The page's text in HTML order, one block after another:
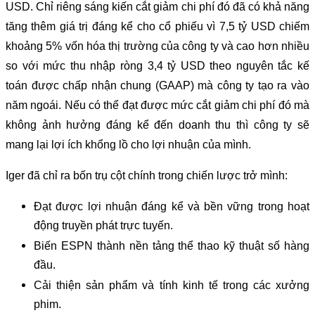
USD. Chỉ riêng sáng kiến cắt giảm chi phí đó đã có khả năng
tăng thêm giá trị đáng kể cho cổ phiếu vì 7,5 tỷ USD chiếm
khoảng 5% vốn hóa thị trường của công ty và cao hơn nhiều
so với mức thu nhập ròng 3,4 tỷ USD theo nguyên tắc kế
toán được chấp nhận chung (GAAP) mà công ty tạo ra vào
năm ngoái. Nếu có thể đạt được mức cắt giảm chi phí đó mà
không ảnh hưởng đáng kể đến doanh thu thì công ty sẽ
mang lại lợi ích khổng lồ cho lợi nhuận của mình.
Iger đã chỉ ra bốn trụ cột chính trong chiến lược trở mình:
Đạt được lợi nhuận đáng kể và bền vững trong hoạt
động truyền phát trực tuyến.
Biến ESPN thành nền tảng thể thao kỹ thuật số hàng
đầu.
Cải thiện sản phẩm và tính kinh tế trong các xưởng
phim.